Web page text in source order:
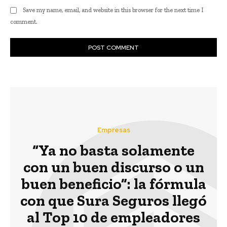
Save my name, email, and website in this browser for the next time I
comment.